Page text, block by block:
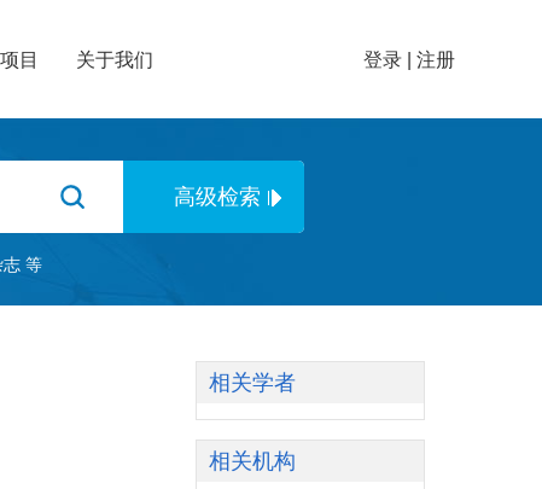
项目 关于我们 登录 注册
志 等
相关学者
相关机构